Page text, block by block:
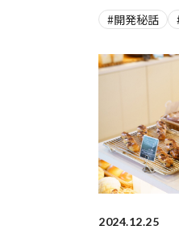
#開発秘話
2024.12.25